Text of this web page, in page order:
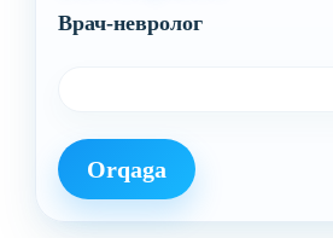
Врач-невролог
Orqaga